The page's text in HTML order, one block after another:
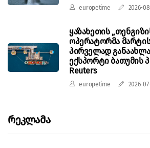
europetime 2026-
ყაზახეთის
ოპერატორმა
პირველად
ექსპორტი ბათუმის
Reuters
europetime 2026-
Რეკლამა